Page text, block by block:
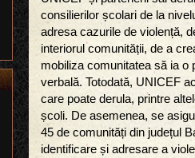
consilierilor școlari de la
adresa cazurile de violență,
interiorul comunității, de a
mobiliza comunitatea să ia o
verbală. Totodată, UNICEF
care poate derula, printre
școli. De asemenea, se
45 de comunități din județul
identificare și adresare a